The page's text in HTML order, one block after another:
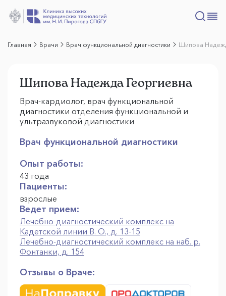
Главная Врачи Врач функциональной диагностики Шипова
Шипова Надежда Георгиевна
Врач-кардиолог, врач функциональной
диагностики отделения функциональной и
ультразвуковой диагностики
Врач функциональной диагностики
Опыт работы:
43 года
Пациенты:
взрослые
Ведет прием:
Лечебно-диагностический комплекс на
Кадетской линии В. О., д. 13-15
Лечебно-диагностический комплекс на наб. р.
Фонтанки, д. 154
Отзывы о Враче: